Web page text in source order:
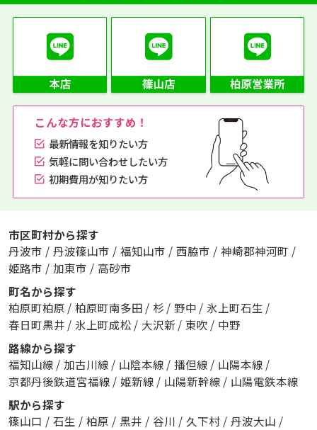
こんな方におすすめ！
最新情報を知りたい方
気軽に問い合わせしたい方
初期費用が知りたい方
市区町村から探す
丹波市 / 丹波篠山市 / 福知山市 / 西脇市 / 神崎郡神河町 /
姫路市 / 加東市 / 高砂市
町名から探す
柏原町柏原 / 柏原町南多田 / 杉 / 野中 / 氷上町石生 /
春日町黒井 / 氷上町成松 / 大沢新 / 東吹 / 中野
路線から探す
福知山線 / 加古川線 / 山陰本線 / 播但線 / 山陽本線 /
京都丹後鉄道宮福線 / 姫新線 / 山陽新幹線 / 山陽電鉄本線
駅から探す
篠山口 / 石生 / 柏原 / 黒井 / 谷川 / 久下村 / 丹波大山 /